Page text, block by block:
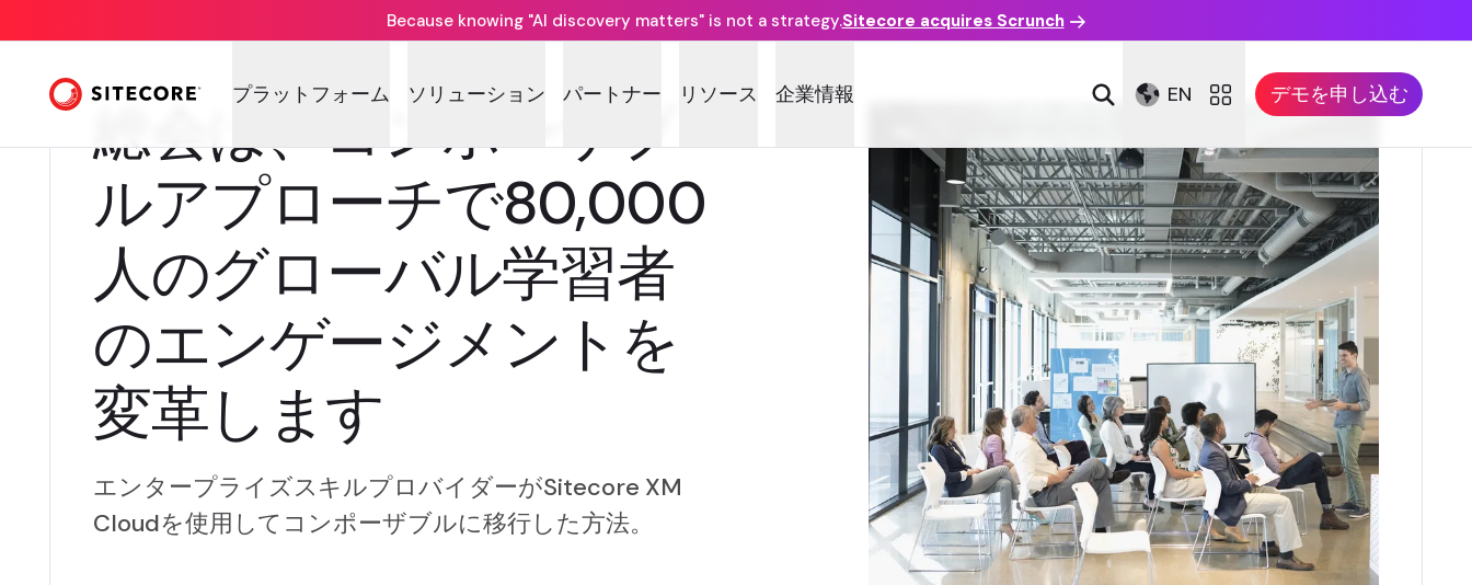
Because knowing "AI discovery matters" is not a strategy.Sitecore acquires Scrunch
プラットフォーム ソリューション パートナー リソース 企業情報 EN デモを申し込む
総会は、コンポーザブ
ルアプローチで80,000
人のグローバル学習者
のエンゲージメントを
変革します
エンタープライズスキルプロバイダーがSitecore XM
Cloudを使用してコンポーザブルに移行した方法。